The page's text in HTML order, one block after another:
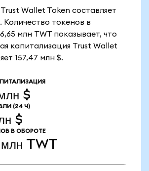
Wallet Token составляет
Количество токенов в
млн TWT показывает, что
капитализация Trust Wallet
157,47 млн $.
$
(24 Ч)
$
В ОБОРОТЕ
TWT